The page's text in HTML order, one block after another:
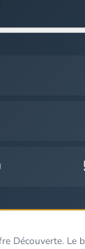
Découverte. Le